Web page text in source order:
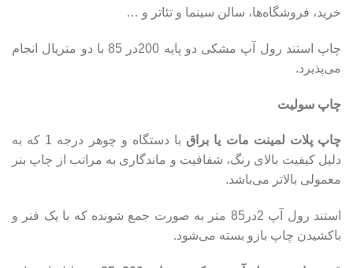
خرید، فروشگاه‌ها، سالن سینما و تئاتر و …
چاپ استند رول آپ مشکی دو پایه 200در 85 با دو متریال انجام
می‌پذیرد.
چاپ سولیت
چاپ پلات لمینت مات یا براق
با دستگاه و چوهر درجه 1 که به
دلیل کیفیت بالای رنگ، شفافیت و ماندگاری به مراتب از چاپ بنر
معمولی بالاتر می‌باشد.
استند رول آپ 2در85 متر به صورت جمع شونده که با یک فنر و
باکشیدن چاپ بازو بسته می‌شود.